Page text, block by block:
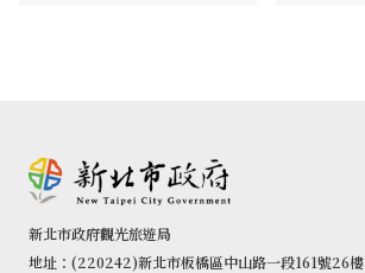
新北市政府觀光旅遊局
地址：(220242)新北市板橋區中山路一段161號26樓